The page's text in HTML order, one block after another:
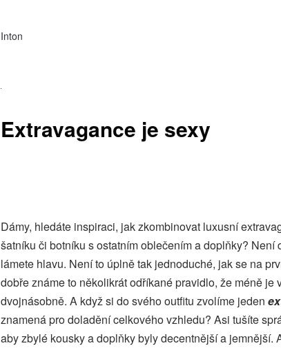
Inton
Extravagance je sexy
Dámy, hledáte inspiraci, jak zkombinovat luxusní
šatníku či botníku s ostatním oblečením a doplňky? Není
lámete hlavu. Není to úplně tak jednoduché, jak se na
dobře známe to několikrát odříkané pravidlo, že méně je
dvojnásobně. A když si do svého outfitu zvolíme jeden
znamená pro doladění celkového vzhledu? Asi tušíte
aby zbylé kousky a doplňky byly decentnější a jemnější.